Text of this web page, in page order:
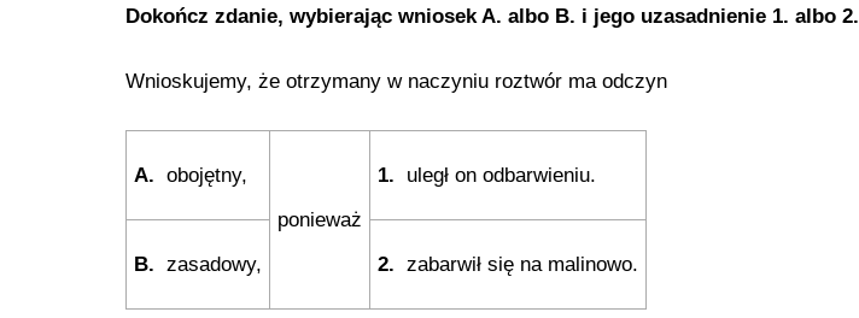
Dokończ zdanie, wybierając wniosek A. albo B. i jego uzasadnienie 1. albo 2.
Wnioskujemy, że otrzymany w naczyniu roztwór ma odczyn
A. obojętny,
ponieważ
1. uległ on odbarwieniu.
B. zasadowy, 2. zabarwił się na malinowo.